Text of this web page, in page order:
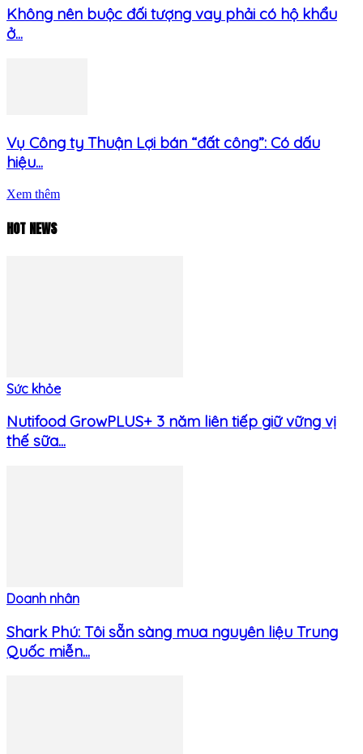
Không nên buộc đối tượng vay phải có hộ khẩu
ở...
Vụ Công ty Thuận Lợi bán “đất công”: Có dấu
hiệu...
Xem thêm
HOT NEWS
Sức khỏe
Nutifood GrowPLUS+ 3 năm liên tiếp giữ vững vị
thế sữa...
Doanh nhân
Shark Phú: Tôi sẵn sàng mua nguyên liệu Trung
Quốc miễn...